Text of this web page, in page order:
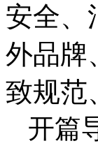
安全、
外品牌
致规范
开篇